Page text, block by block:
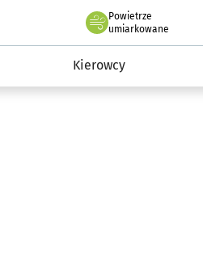
Powietrze
we Wrocławiu
umiarkowane
Kierowcy